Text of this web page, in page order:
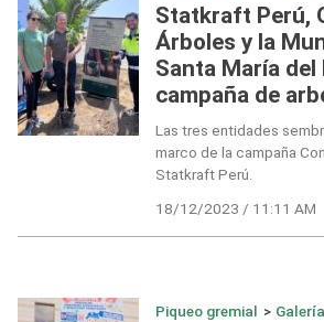
Statkraft Perú,
Árboles y la
Santa María del
campaña de
Las tres entidades
marco de la campaña
Statkraft Perú.
18/12/2023 / 11:11 AM
Piqueo gremial > Galería